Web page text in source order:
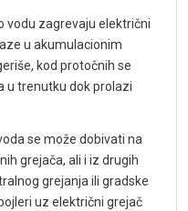
vodu zagrevaju električni
u akumulacionim
kod protočnih se
u trenutku dok prolazi
se može dobivati na
grejača, ali i iz drugih
grejanja ili gradske
uz električni grejač